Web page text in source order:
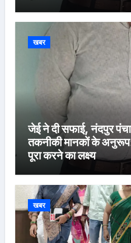
खबर
जेई ने दी सफाई, नंदपुर
तकनीकी मानकों के
पूरा करने का लक्ष्य
खबर